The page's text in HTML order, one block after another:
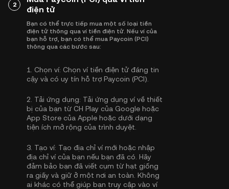
2
điện tử
Bạn có thể trực tiếp mua một số loại tiền
điện tử thông qua ví tiền điện tử. Nếu ví của
bạn hỗ trợ, bạn có thể mua Paycoin (PCI)
thông qua các bước sau:
1. Chọn ví: Chọn ví tiền điện tử đáng tin
cậy và có uy tín hỗ trợ Paycoin (PCI).
2. Tải ứng dụng: Tải ứng dụng ví về thiết
bị của bạn từ CH Play của Google hoặc
App Store của Apple hoặc dưới dạng
tiện ích mở rộng của trình duyệt.
3. Tạo ví: Tạo địa chỉ ví mới hoặc nhập
địa chỉ ví của bạn nếu bạn đã có. Hãy
đảm bảo bạn đã viết cụm từ hạt giống
ra giấy và giữ ở một nơi an toàn. Không
ai khác có thể giúp bạn truy cập vào ví